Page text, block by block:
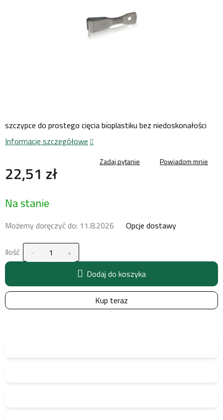
22,51 zł
jednostkowa:
Na stanie
Możemy doręczyć do: 11.8.2026 Opcje dostawy
Ilość
Dodaj do koszyka
Kup teraz
szczypce do prostego cięcia bioplastiku bez niedoskonałości
Informacje szczegółowe
Zadaj pytanie Powiadom mnie